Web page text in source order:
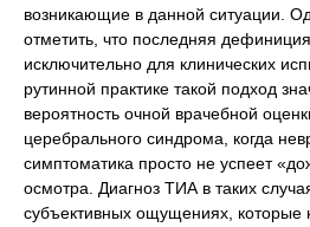
возникающие в данной ситуации.
отметить, что последняя
исключительно для клинических
рутинной практике такой подход
вероятность очной врачебной
церебрального синдрома, когда
симптоматика просто не успеет
осмотра. Диагноз ТИА в таких
субъективных ощущениях, которые